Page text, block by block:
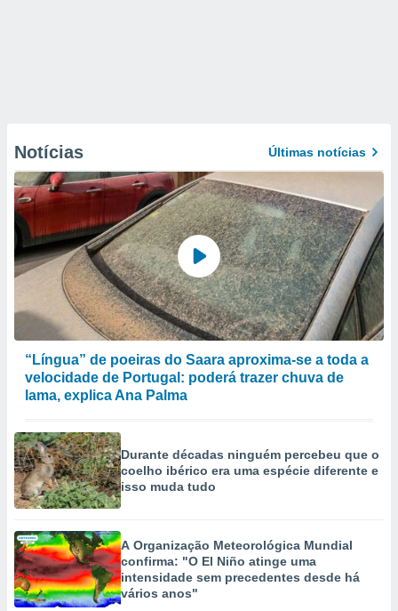
Notícias Últimas notícias
“Língua” de poeiras do Saara aproxima-se a toda a
velocidade de Portugal: poderá trazer chuva de
lama, explica Ana Palma
Durante décadas ninguém percebeu que o
coelho ibérico era uma espécie diferente e
isso muda tudo
A Organização Meteorológica Mundial
confirma: "O El Niño atinge uma
intensidade sem precedentes desde há
vários anos"